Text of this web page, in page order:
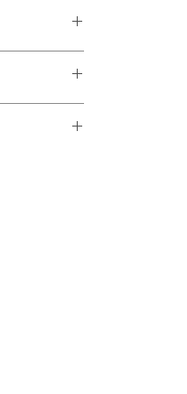
どの花々
表情のお着